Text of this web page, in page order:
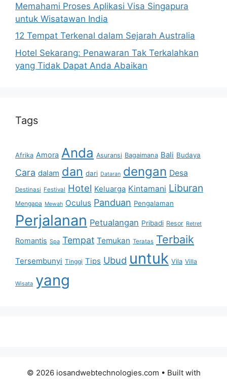
Memahami Proses Aplikasi Visa Singapura
untuk Wisatawan India
12 Tempat Terkenal dalam Sejarah Australia
Hotel Sekarang: Penawaran Tak Terkalahkan
yang Tidak Dapat Anda Abaikan
Tags
Afrika Amora Anda Asuransi Bagaimana Bali Budaya
Cara dalam dan dari Dataran dengan Desa
Destinasi Festival Hotel Keluarga Kintamani Liburan
Mengapa Mewah Oculus Panduan Pengalaman
Perjalanan Petualangan Pribadi Resor Retret
Romantis Spa Tempat Temukan Teratas Terbaik
Tersembunyi Tinggi Tips Ubud untuk Vila Villa
Wisata yang
© 2026 iosandwebtechnologies.com • Built with